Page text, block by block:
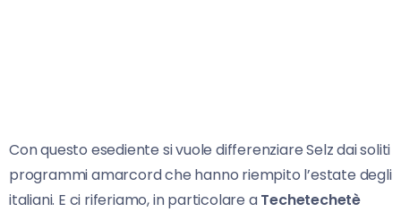
Con questo esediente si vuole differenziare Selz dai soliti
programmi amarcord che hanno riempito l’estate degli
italiani. E ci riferiamo, in particolare aTechetechetè